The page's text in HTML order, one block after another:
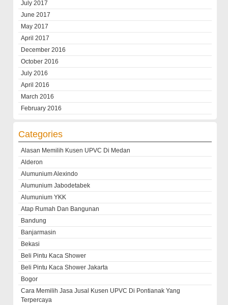
July 2017
June 2017
May 2017
April 2017
December 2016
October 2016
July 2016
April 2016
March 2016
February 2016
Categories
Alasan Memilih Kusen UPVC Di Medan
Alderon
Alumunium Alexindo
Alumunium Jabodetabek
Alumunium YKK
Atap Rumah Dan Bangunan
Bandung
Banjarmasin
Bekasi
Beli Pintu Kaca Shower
Beli Pintu Kaca Shower Jakarta
Bogor
Cara Memilih Jasa Jusal Kusen UPVC Di Pontianak Yang
Terpercaya